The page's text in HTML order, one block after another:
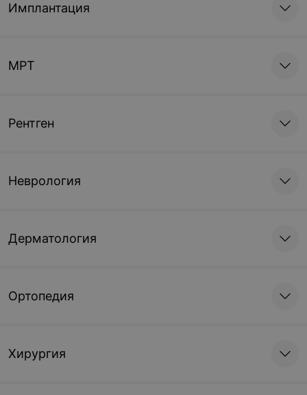
от 500 руб.
Имплантация
МРТ
Рентген
Неврология
Дерматология
Ортопедия
Хирургия